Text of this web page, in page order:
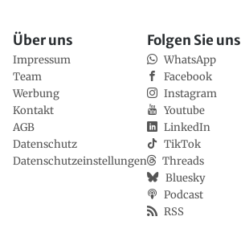
Über uns
Impressum
Team
Werbung
Kontakt
AGB
Datenschutz
Datenschutzeinstellungen
Folgen Sie uns
WhatsApp
Facebook
Instagram
Youtube
LinkedIn
TikTok
Threads
Bluesky
Podcast
RSS